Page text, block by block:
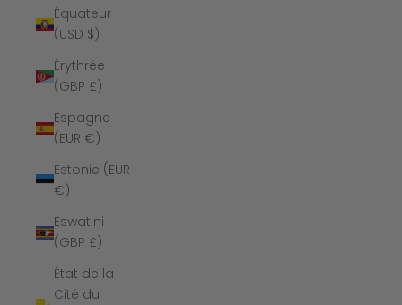
Équateur
(USD $)
Érythrée
(GBP £)
Espagne
(EUR €)
Estonie (EUR
€)
Eswatini
(GBP £)
État de la
Cité du